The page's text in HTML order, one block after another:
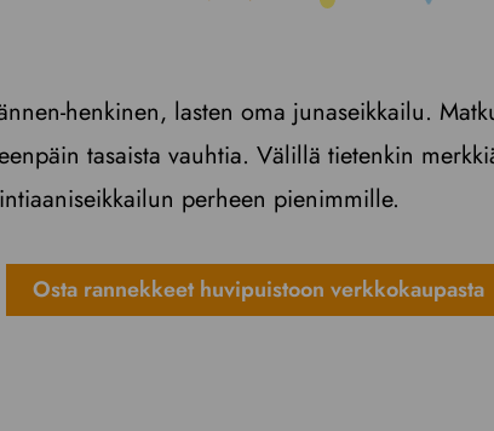
henkinen, lasten oma junaseikkailu.
tasaista vauhtia. Välillä tietenkin
perheen pienimmille.
Osta rannekkeet huvipuistoon verkkokaupasta